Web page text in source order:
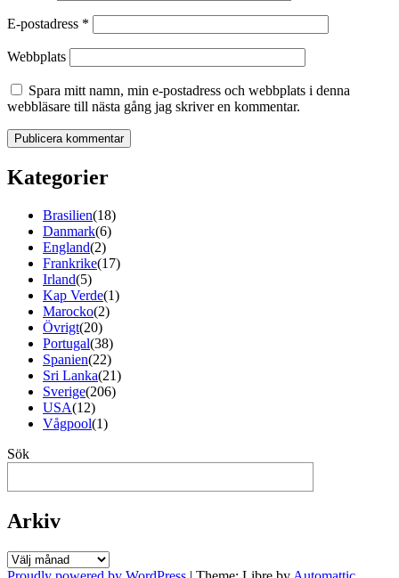
E-postadress *
Webbplats
Spara mitt namn, min e-postadress och webbplats i denna
webbläsare till nästa gång jag skriver en kommentar.
Kategorier
Brasilien(18)
Danmark(6)
England(2)
Frankrike(17)
Irland(5)
Kap Verde(1)
Marocko(2)
Övrigt(20)
Portugal(38)
Spanien(22)
Sri Lanka(21)
Sverige(206)
USA(12)
Vågpool(1)
Sök
Arkiv
Arkiv